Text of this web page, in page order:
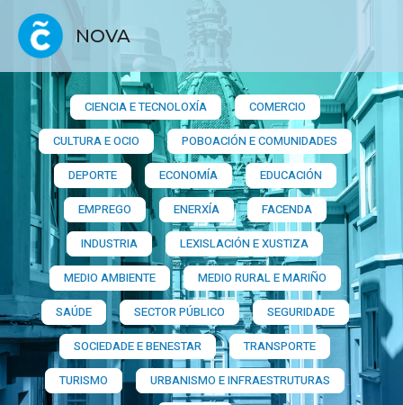
NOVA
CIENCIA E TECNOLOXÍA
COMERCIO
CULTURA E OCIO
POBOACIÓN E COMUNIDADES
DEPORTE
ECONOMÍA
EDUCACIÓN
EMPREGO
ENERXÍA
FACENDA
INDUSTRIA
LEXISLACIÓN E XUSTIZA
MEDIO AMBIENTE
MEDIO RURAL E MARIÑO
SAÚDE
SECTOR PÚBLICO
SEGURIDADE
SOCIEDADE E BENESTAR
TRANSPORTE
TURISMO
URBANISMO E INFRAESTRUTURAS